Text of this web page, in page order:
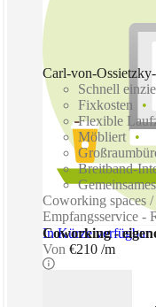
In Kürze verfügbar
Carl-von-Ossietzky-
Schnell
Fixkosten
Flexible
Möbliert
Breitband-
Coworking spaces
Empfangsservice -
Coworking -
Von €210 /m